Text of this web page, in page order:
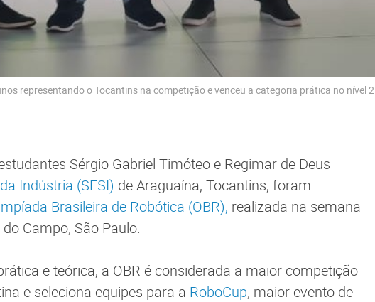
representando o Tocantins na competição e venceu a categoria prática no nível 2
Sérgio Gabriel Timóteo e Regimar de Deus
Indústria (SESI) de Araguaína, Tocantins, foram
Brasileira de Robótica (OBR), realizada na semana
Campo, São Paulo.
e teórica, a OBR é considerada a maior competição
e seleciona equipes para a RoboCup, maior evento de